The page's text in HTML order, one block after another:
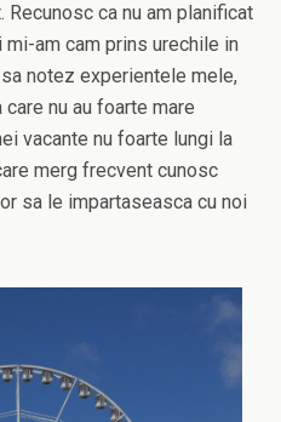
ca nu am planificat
am cam prins urechile in
notez experientele mele,
nu au foarte mare
vacante nu foarte lungi la
merg frecvent cunosc
sa le impartaseasca cu noi